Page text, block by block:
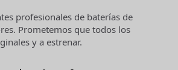
profesionales de baterías de
Prometemos que todos los
y a estrenar.